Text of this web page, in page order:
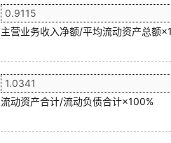
主营业务收入净额/平均流动资产总额
流动资产合计/流动负债合计×100%